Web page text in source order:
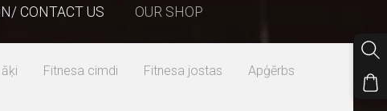
CONTACT US OUR SHOP
Fitnesa cimdi Fitnesa jostas Apģērbs